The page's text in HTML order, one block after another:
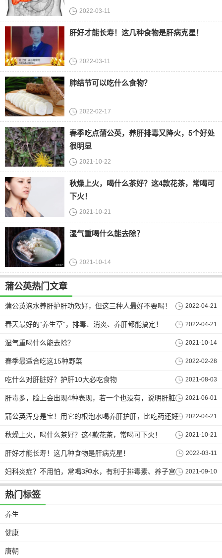
2022-03-11
肝好才能长寿！这几种食物是肝病克星！
2022-03-11
肺结节可以吃什么食物？
2022-02-17
春季吃点蒲公英，养肝排毒又降火，5个好处
很明显
2021-10-22
秋燥上火，喝什么茶好？这4款花茶，常喝可
下火！
2021-10-21
湿气重喝什么能去除？
2021-10-14
蒲公英热门文章
蒲公英泡水养肝护肝功效好，但这三种人最好不要喝！ 2022-04-21
春天最好的“养生草”，排毒、消炎、养肝都能搞定！ 2022-04-21
湿气重喝什么能去除？ 2021-10-14
春季最适合吃这15种野菜 2022-02-28
吃什么对肝脏好？护肝10大必吃食物 2021-08-03
肝毒多，脸上会出现4种表现，若一个也没有，说明肝脏还很干净！ 2021-06-01
蒲公英浑身是宝！用它的根泡水喝养肝护肝，比吃药还好 2022-04-21
秋燥上火，喝什么茶好？这4款花茶，常喝可下火！ 2021-10-21
肝好才能长寿！这几种食物是肝病克星！ 2022-03-11
妇科炎症？不用怕，常喝3种水，有利于排毒素、养子宫 2021-09-10
热门标签
养生
健康
唐朝